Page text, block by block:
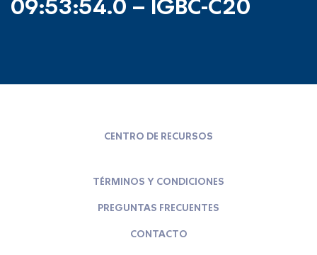
09:53:54.0 – IGBC-C20
CENTRO DE RECURSOS
TÉRMINOS Y CONDICIONES
PREGUNTAS FRECUENTES
CONTACTO